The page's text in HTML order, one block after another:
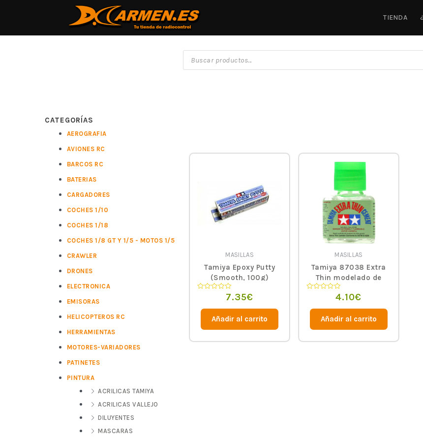
TIENDA
CATEGORÍAS
AEROGRAFIA
AVIONES RC
BARCOS RC
BATERIAS
CARGADORES
COCHES 1/10
COCHES 1/18
COCHES 1/8 GT Y 1/5 - MOTOS 1/5
CRAWLER
DRONES
ELECTRONICA
EMISORAS
HELICOPTEROS RC
HERRAMIENTAS
MOTORES-VARIADORES
PATINETES
PINTURA
ACRILICAS TAMIYA
ACRILICAS VALLEJO
DILUYENTES
MASCARAS
MASILLAS
Tamiya Epoxy Putty
(Smooth, 100g)
de
7.35€
Añadir al carrito
MASILLAS
Tamiya 87038 Extra
Thin modelado de
cemento 40ml
de
4.10€
Añadir al carrito